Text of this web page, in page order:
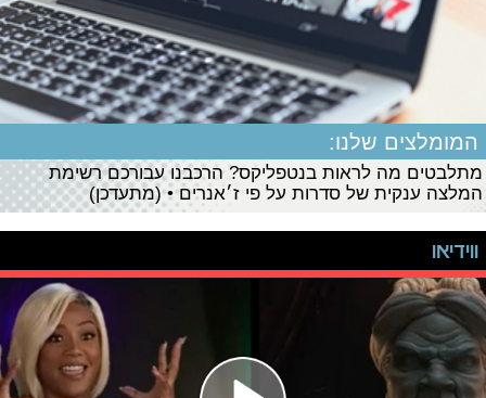
המומלצים שלנו:
מתלבטים מה לראות בנטפליקס? הרכבנו עבורכם רשימת
המלצה ענקית של סדרות על פי ז׳אנרים • (מתעדכן)
ווידיאו